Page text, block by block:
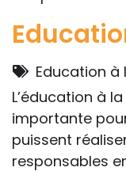
Education à
L’éducation à
importante
puissent
responsables